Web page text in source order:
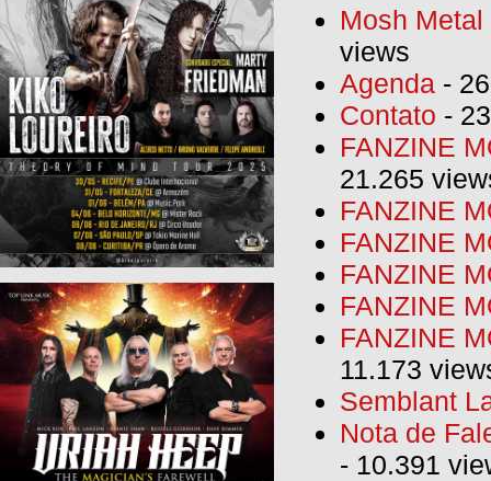
Mosh
views
Agenda -
Contato -
FANZINE
21.265
FANZINE
FANZINE
FANZINE
FANZINE
FANZINE
11.173
Semblant
Nota de
- 10.391